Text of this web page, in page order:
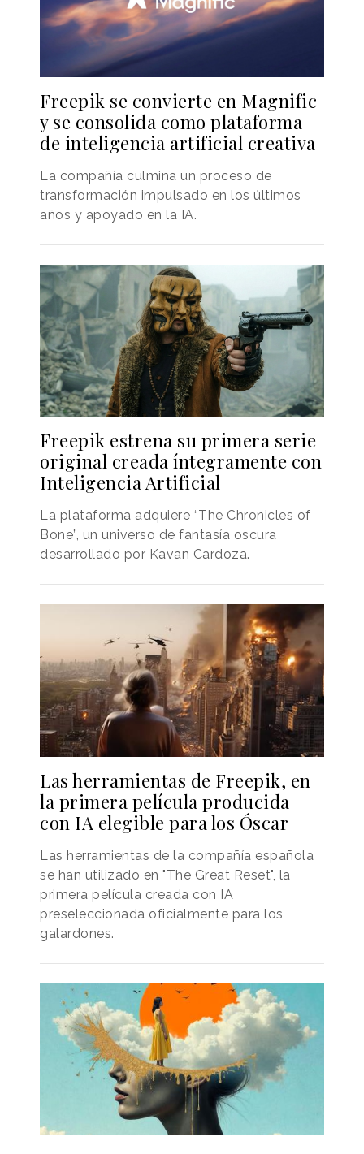
Freepik se convierte en Magnific
y se consolida como plataforma
de inteligencia artificial creativa
La compañía culmina un proceso de
transformación impulsado en los últimos
años y apoyado en la IA.
Freepik estrena su primera serie
original creada íntegramente con
Inteligencia Artificial
La plataforma adquiere “The Chronicles of
Bone”, un universo de fantasía oscura
desarrollado por Kavan Cardoza.
Las herramientas de Freepik, en
la primera película producida
con IA elegible para los Óscar
Las herramientas de la compañía española
se han utilizado en "The Great Reset", la
primera película creada con IA
preseleccionada oficialmente para los
galardones.